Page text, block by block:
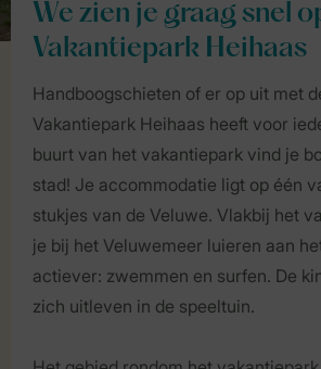
We zien je graag snel
Vakantiepark Heihaas
Handboogschieten of er op uit met
Vakantiepark Heihaas heeft voor
buurt van het vakantiepark vind je
stad! Je accommodatie ligt op één
stukjes van de Veluwe. Vlakbij het
je bij het Veluwemeer luieren aan
actiever: zwemmen en surfen. De
zich uitleven in de speeltuin.